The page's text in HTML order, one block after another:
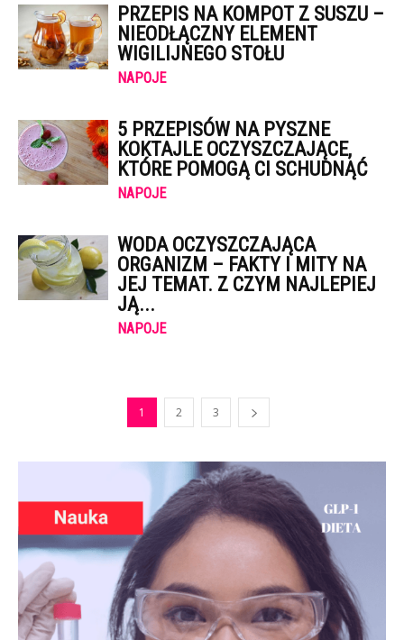
PRZEPIS NA KOMPOT Z SUSZU –
NIEODŁĄCZNY ELEMENT
WIGILIJNEGO STOŁU
NAPOJE
5 PRZEPISÓW NA PYSZNE
KOKTAJLE OCZYSZCZAJĄCE,
KTÓRE POMOGĄ CI SCHUDNĄĆ
NAPOJE
WODA OCZYSZCZAJĄCA
ORGANIZM – FAKTY I MITY NA
JEJ TEMAT. Z CZYM NAJLEPIEJ
JĄ...
NAPOJE
1 2 3